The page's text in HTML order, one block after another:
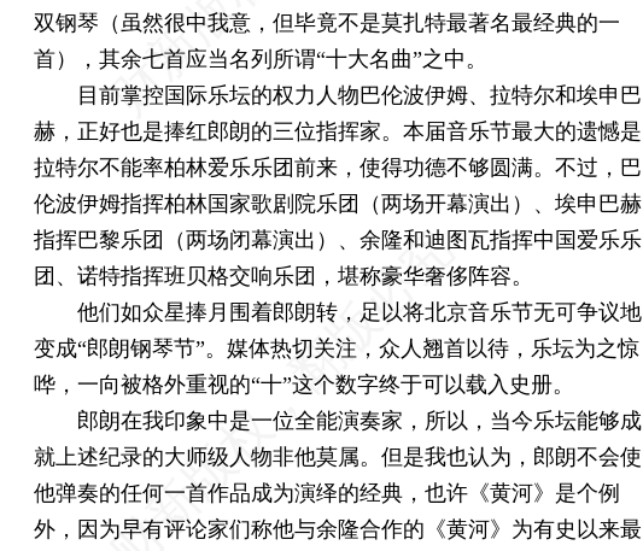
双钢琴（虽然很中我意，但毕竟不是莫扎特最著名最经典的一
首），其余七首应当名列所谓“十大名曲”之中。
目前掌控国际乐坛的权力人物巴伦波伊姆、拉特尔和埃申巴
赫，正好也是捧红郎朗的三位指挥家。本届音乐节最大的遗憾是
拉特尔不能率柏林爱乐乐团前来，使得功德不够圆满。不过，巴
伦波伊姆指挥柏林国家歌剧院乐团（两场开幕演出）、埃申巴赫
指挥巴黎乐团（两场闭幕演出）、余隆和迪图瓦指挥中国爱乐乐
团、诺特指挥班贝格交响乐团，堪称豪华奢侈阵容。
他们如众星捧月围着郎朗转，足以将北京音乐节无可争议地
变成“郎朗钢琴节”。媒体热切关注，众人翘首以待，乐坛为之惊
哗，一向被格外重视的“十”这个数字终于可以载入史册。
郎朗在我印象中是一位全能演奏家，所以，当今乐坛能够成
就上述纪录的大师级人物非他莫属。但是我也认为，郎朗不会使
他弹奏的任何一首作品成为演绎的经典，也许《黄河》是个例
外，因为早有评论家们称他与余隆合作的《黄河》为有史以来最